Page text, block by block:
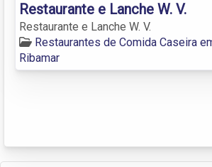
Restaurante e Lanche W. V.
Restaurante e Lanche W. V.
Restaurantes de Comida Caseira
Ribamar